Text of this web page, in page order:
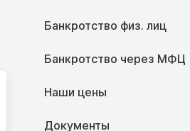
Банкротство физ. лиц
Банкротство через МФЦ
Наши цены
Документы